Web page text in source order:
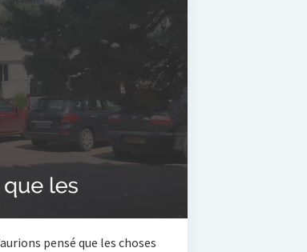
pensé que les choses